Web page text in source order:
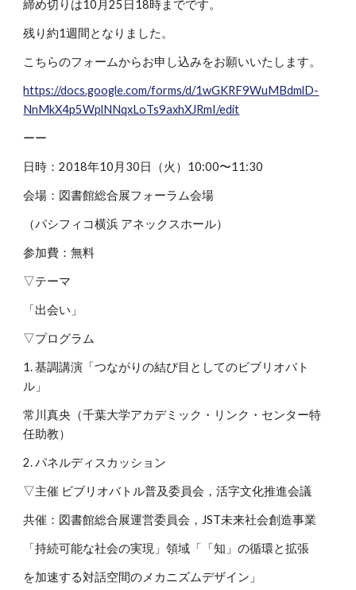
締め切りは10月25日18時までです。
残り約1週間となりました。
こちらのフォームからお申し込みをお願いいたします。
https://docs.google.com/forms/d/1wGKRF9WuMBdmlD-
NnMkX4p5WplNNqxLoTs9axhXJRmI/edit
ーー
日時：2018年10月30日（火）10:00〜11:30
会場：図書館総合展フォーラム会場
（パシフィコ横浜 アネックスホール）
参加費：無料
▽テーマ
「出会い」​
▽プログラム
1. 基調講演「つながりの結び目としてのビブリオバト
ル」
常川真央（千葉大学アカデミック・リンク・センター特
任助教）
2. パネルディスカッション
▽主催 ビブリオバトル普及委員会，活字文化推進会議
共催：図書館総合展運営委員会​​，JST未来社会創造事業
「持続可能な社会の実現」領域「「知」の循環と拡張
を加速する対話空間のメカニズムデザイン」